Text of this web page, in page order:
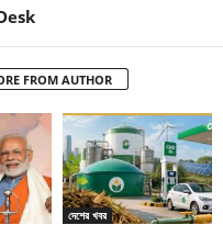
FROM AUTHOR
দেশের খবর